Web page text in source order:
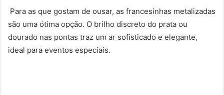
Para as que gostam de ousar, as francesinhas metalizadas
são uma ótima opção. O brilho discreto do prata ou
dourado nas pontas traz um ar sofisticado e elegante,
ideal para eventos especiais.